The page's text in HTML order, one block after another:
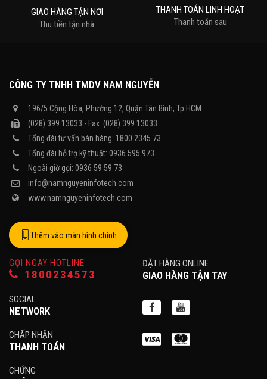
GIAO HÀNG TẬN NƠI
Thu tiền tận nhà
THANH TOÁN LINH HOẠT
Thanh toán sau
CÔNG TY TNHH TMDV NAM NGUYỄN
196/5 Cộng Hòa, Phường 12, Quận Tân Bình, Tp.HCM
(028) 399 13033 - Fax: (028) 399 13033
Tổng đài tư vấn bán hàng: 1800 2345 73
Tổng đài hỗ trợ kỹ thuật: 0936 595 973
Ngoài giờ gọi: 0936 59 59 73
info@namnguyeninfotech.com
www.namnguyeninfotech.com
Thêm vào màn hình chính
GỌI NGAY HOTLINE
1800234573
ĐẶT HÀNG ONLINE
GIAO HÀNG TẬN TAY
SOCIAL
NETWORK
CHẤP NHẬN
THANH TOÁN
CHỨNG